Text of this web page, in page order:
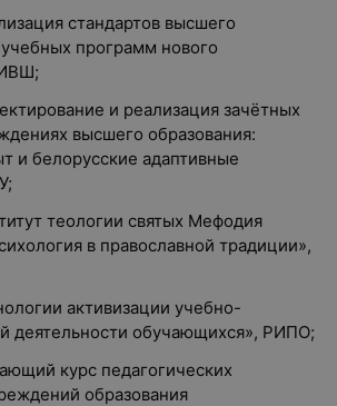
стандартов высшего
программ нового
и реализация зачётных
высшего образования:
и белорусские адаптивные
теологии святых Мефодия
в православной традиции»,
активизации учебно-
деятельности обучающихся», РИПО;
курс педагогических
образования